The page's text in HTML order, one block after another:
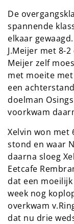
De
spannende
elkaar
J.Meijer met 8-
Meijer zelf
met moeite
een
doelman
voorkwam
Xelvin won met
stond en waar
daarna sloeg
Eetcafe
dat een
week nog
overkwam
dat nu drie